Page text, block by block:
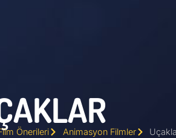
Önerileri Animasyon Filmler